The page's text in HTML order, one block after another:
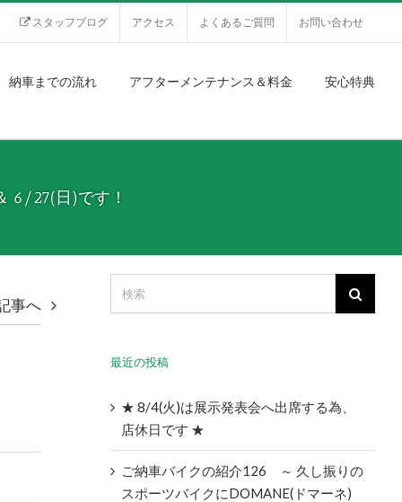
スタッフブログ アクセス よくあるご質問 お問い合わせ
納車までの流れ アフターメンテナンス＆料金 安心特典
6/27(日)です！
事へ
最近の投稿
★ 8/4(火)は展示発表会へ出席する為、
店休日です ★
ご納車バイクの紹介126 ～ 久し振りの
スポーツバイクにDOMANE(ドマーネ)